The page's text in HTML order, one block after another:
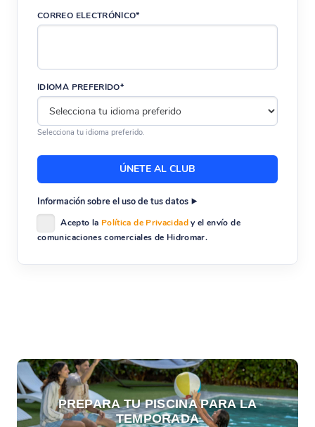
CORREO ELECTRÓNICO*
IDIOMA PREFERIDO*
Selecciona tu idioma preferido.
Información sobre el uso de tus datos
Acepto la Política de Privacidady el envío de
comunicaciones comerciales de Hidromar.
PREPARA TU PISCINA PARA LA
TEMPORADA